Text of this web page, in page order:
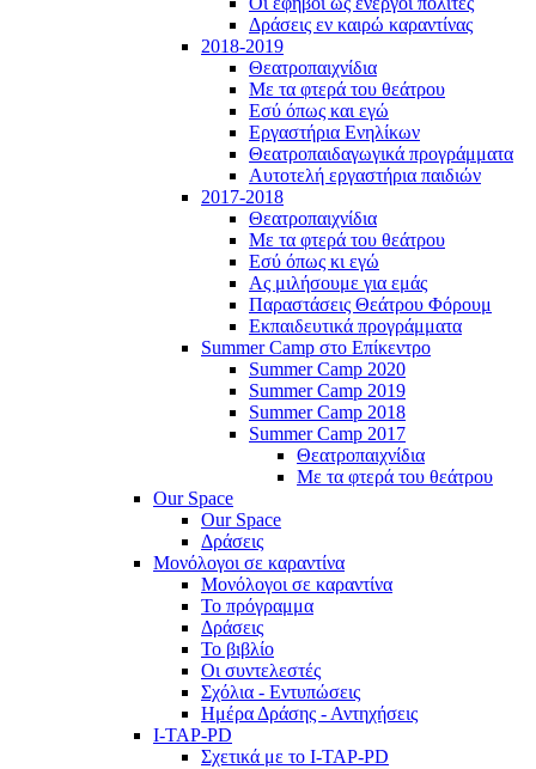
Δράσεις εν καιρώ καραντίνας
2018-2019
Θεατροπαιχνίδια
Με τα φτερά του θεάτρου
Εσύ όπως και εγώ
Εργαστήρια Ενηλίκων
Θεατροπαιδαγωγικά προγράμματα
Αυτοτελή εργαστήρια παιδιών
2017-2018
Θεατροπαιχνίδια
Με τα φτερά του θεάτρου
Εσύ όπως κι εγώ
Ας μιλήσουμε για εμάς
Παραστάσεις Θεάτρου Φόρουμ
Εκπαιδευτικά προγράμματα
Summer Camp στο Επίκεντρο
Summer Camp 2020
Summer Camp 2019
Summer Camp 2018
Summer Camp 2017
Θεατροπαιχνίδια
Με τα φτερά του θεάτρου
Our Space
Our Space
Δράσεις
Μονόλογοι σε καραντίνα
Μονόλογοι σε καραντίνα
Το πρόγραμμα
Δράσεις
Το βιβλίο
Οι συντελεστές
Σχόλια - Εντυπώσεις
Ημέρα Δράσης - Αντηχήσεις
I-TAP-PD
Σχετικά με το I-TAP-PD